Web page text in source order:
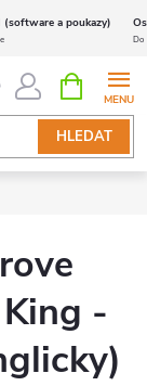
(software a poukazy)
Do
HLEDAT
NÁKUPNÍ
KOŠÍK
-